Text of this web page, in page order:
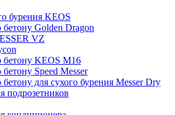
бурения KEOS
Golden Dragon
VZ
KEOS M16
Speed Messer
для сухого бурения Messer Dry
подрозетников